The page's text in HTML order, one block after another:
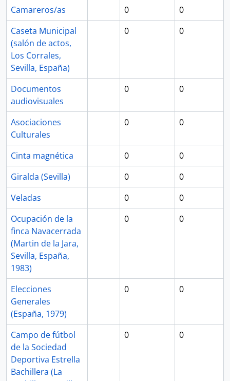
Camareros/as
0
0
Caseta Municipal
(salón de actos,
Los Corrales,
Sevilla, España)
0 0
Documentos
audiovisuales
0 0
Asociaciones
Culturales
0 0
Cinta magnética 0
0
Giralda (Sevilla)
0
0
Veladas
0
0
Ocupación de la
finca Navacerrada
(Martin de la Jara,
Sevilla, España,
1983)
0 0
Elecciones
Generales
(España, 1979)
0 0
Campo de fútbol
de la Sociedad
Deportiva Estrella
Bachillera (La
0 0